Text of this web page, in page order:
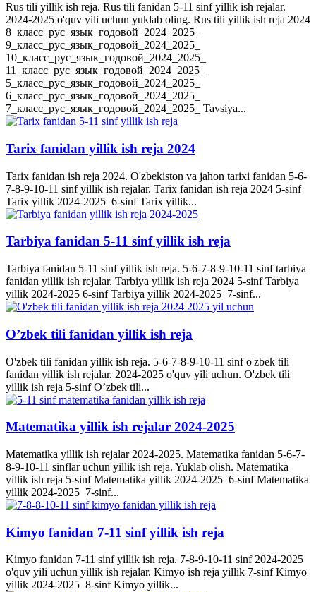
Rus tili yillik ish reja. Rus tili fanidan 5-11 sinf yillik ish rejalar.
2024-2025 o'quv yili uchun yuklab oling. Rus tili yillik ish reja 2024
8_класс_рус_язык_годовой_2024_2025_
9_класс_рус_язык_годовой_2024_2025_
10_класс_рус_язык_годовой_2024_2025_
11_класс_рус_язык_годовой_2024_2025_
5_класс_рус_язык_годовой_2024_2025_
6_класс_рус_язык_годовой_2024_2025_
7_класс_рус_язык_годовой_2024_2025_ Tavsiya...
Tarix fanidan yillik ish reja 2024
Tarix fanidan ish reja 2024. O'zbekiston va jahon tarixi fanidan 5-6-
7-8-9-10-11 sinf yillik ish rejalar. Tarix fanidan ish reja 2024 5-sinf
Tarix yillik 2024-2025 6-sinf Tarix yillik...
Tarbiya fanidan 5-11 sinf yillik ish reja
Tarbiya fanidan 5-11 sinf yillik ish reja. 5-6-7-8-9-10-11 sinf tarbiya
fanidan yillik ish rejalar. Tarbiya yillik ish reja 2024 5-sinf Tarbiya
yillik 2024-2025 6-sinf Tarbiya yillik 2024-2025 7-sinf...
O’zbek tili fanidan yillik ish reja
O'zbek tili fanidan yillik ish reja. 5-6-7-8-9-10-11 sinf o'zbek tili
fanidan yillik ish rejalar. 2024-2025 o'quv yili uchun. O'zbek tili
yillik ish reja 5-sinf O’zbek tili...
Matematika yillik ish rejalar 2024-2025
Matematika yillik ish rejalar 2024-2025. Matematika fanidan 5-6-7-
8-9-10-11 sinflar uchun yillik ish reja. Yuklab olish. Matematika
yillik ish reja 5-sinf Matematika yillik 2024-2025 6-sinf Matematika
yillik 2024-2025 7-sinf...
Kimyo fanidan 7-11 sinf yillik ish reja
Kimyo fanidan 7-11 sinf yillik ish reja. 7-8-9-10-11 sinf 2024-2025
o'quv yili uchun yillik ish rejalar. Kimyo ish reja yillik 7-sinf Kimyo
yillik 2024-2025 8-sinf Kimyo yillik...